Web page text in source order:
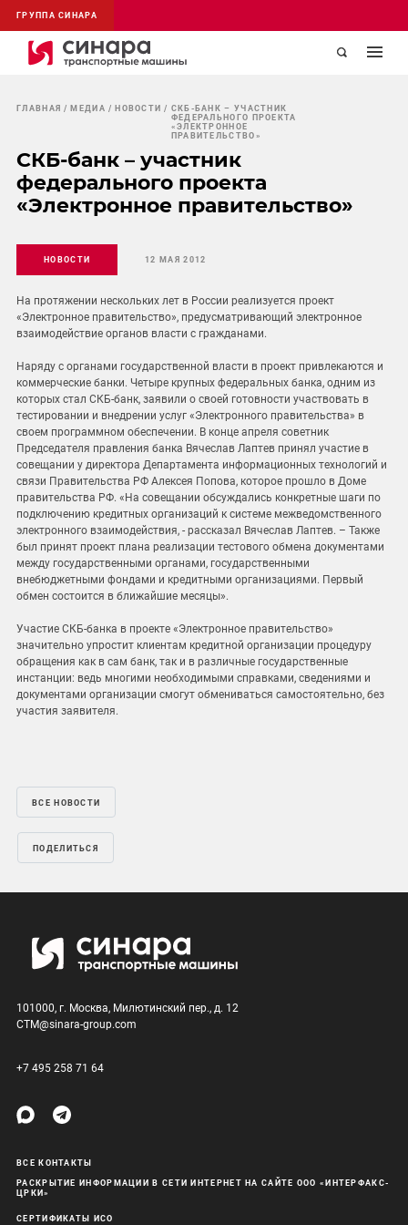
ГРУППА СИНАРА
ГЛАВНАЯ МЕДИА НОВОСТИ
СКБ-БАНК – УЧАСТНИК
ФЕДЕРАЛЬНОГО ПРОЕКТА
«ЭЛЕКТРОННОЕ
ПРАВИТЕЛЬСТВО»
СКБ-банк – участник
федерального проекта
«Электронное правительство»
НОВОСТИ 12 МАЯ 2012
На протяжении нескольких лет в России реализуется проект
«Электронное правительство», предусматривающий электронное
взаимодействие органов власти с гражданами.
Наряду с органами государственной власти в проект привлекаются и
коммерческие банки. Четыре крупных федеральных банка, одним из
которых стал СКБ-банк, заявили о своей готовности участвовать в
тестировании и внедрении услуг «Электронного правительства» в
своем программном обеспечении. В конце апреля советник
Председателя правления банка Вячеслав Лаптев принял участие в
совещании у директора Департамента информационных технологий и
связи Правительства РФ Алексея Попова, которое прошло в Доме
правительства РФ. «На совещании обсуждались конкретные шаги по
подключению кредитных организаций к системе межведомственного
электронного взаимодействия, - рассказал Вячеслав Лаптев. – Также
был принят проект плана реализации тестового обмена документами
между государственными органами, государственными
внебюджетными фондами и кредитными организациями. Первый
обмен состоится в ближайшие месяцы».
Участие СКБ-банка в проекте «Электронное правительство»
значительно упростит клиентам кредитной организации процедуру
обращения как в сам банк, так и в различные государственные
инстанции: ведь многими необходимыми справками, сведениями и
документами организации смогут обмениваться самостоятельно, без
участия заявителя.
ВСЕ НОВОСТИ
ПОДЕЛИТЬСЯ
101000, г. Москва, Милютинский пер., д. 12
CTM@sinara-group.com
+7 495 258 71 64
ВСЕ КОНТАКТЫ
РАСКРЫТИЕ ИНФОРМАЦИИ В СЕТИ ИНТЕРНЕТ НА САЙТЕ ООО «ИНТЕРФАКС-
ЦРКИ»
СЕРТИФИКАТЫ ИСО